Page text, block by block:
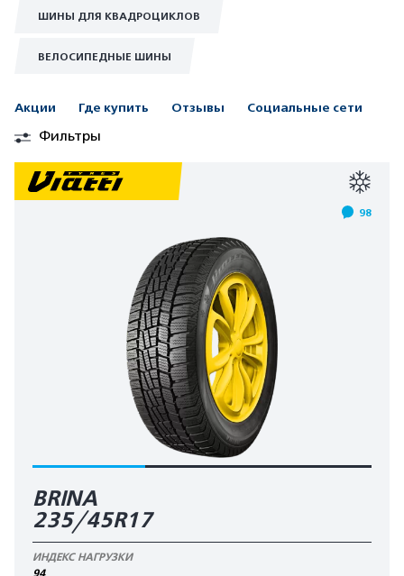
ШИНЫ ДЛЯ КВАДРОЦИКЛОВ
ВЕЛОСИПЕДНЫЕ ШИНЫ
Акции Где купить Отзывы Социальные сети
Фильтры
98
BRINA
235/45R17
ИНДЕКС НАГРУЗКИ
94